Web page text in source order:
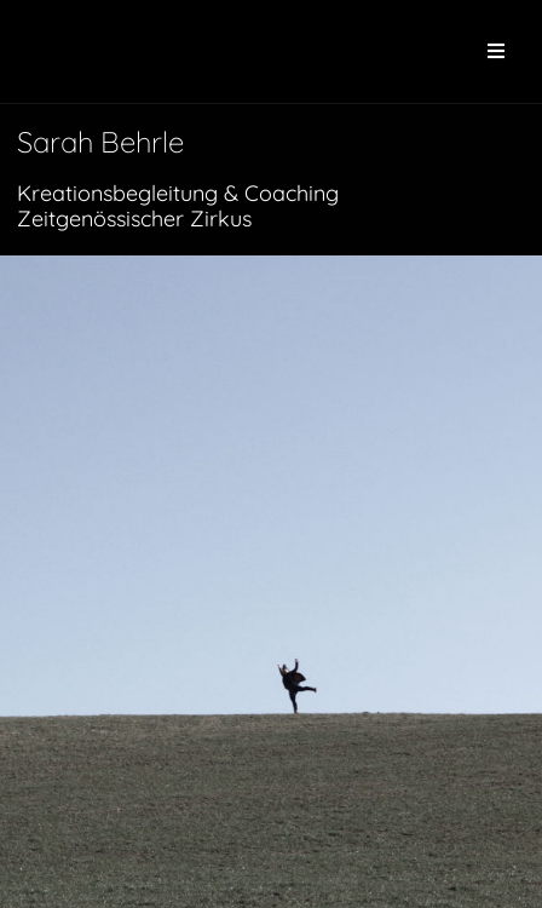
Sarah Behrle
Kreationsbegleitung & Coaching
Zeitgenössischer Zirkus